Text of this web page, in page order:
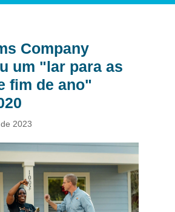
Company
um "lar para as
fim de ano"
2023